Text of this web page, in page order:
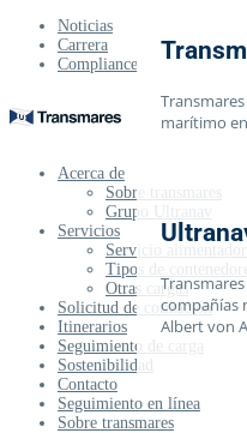
Noticias
Carrera
Compliance
Acerca de
Sobre transmares
Grupo Ultranav
Servicios
Servicio alimentador
Tipos de contenedores
Otras cargas
Solicitud de cotización
Itinerarios
Seguimiento de carga
Sostenibilidad
Contacto
Seguimiento en línea
Sobre transmares
marítimo
compañías
Albert von